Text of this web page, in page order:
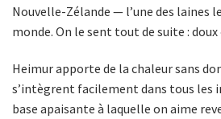
Nouvelle-Zélande — l’une des laines
monde. On le sent tout de suite :
Heimur apporte de la chaleur sans
s’intègrent facilement dans tous les
base apaisante à laquelle on aime